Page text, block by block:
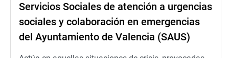
Servicios Sociales de atención a urgencias
sociales y colaboración en emergencias
del Ayuntamiento de Valencia (SAUS)